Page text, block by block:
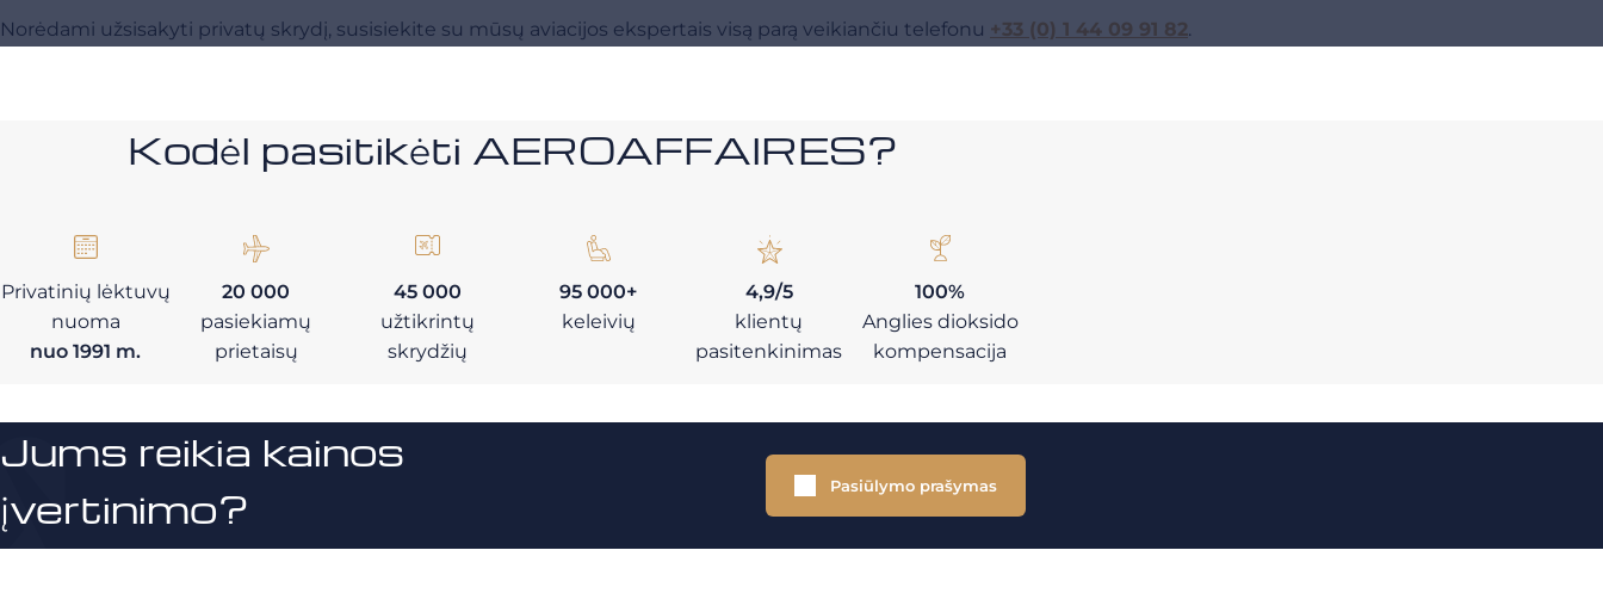
Norėdami užsisakyti privatų skrydį, susisiekite su mūsų aviacijos ekspertais visą parą veikiančiu telefonu +33 (0) 1 44 09 91 82.
Kodėl pasitikėti AEROAFFAIRES?
Privatinių lėktuvų
nuoma
nuo 1991 m.
20 000
pasiekiamų
prietaisų
45 000
užtikrintų
skrydžių
95 000+
keleivių
4,9/5
klientų
pasitenkinimas
100%
Anglies dioksido
kompensacija
Jums reikia kainos
įvertinimo?
Pasiūlymo prašymas